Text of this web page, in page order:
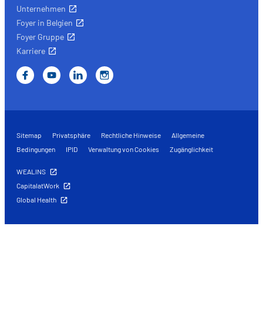
Unternehmen
Foyer in Belgien
Foyer Gruppe
Karriere
Sitemap Privatsphäre Rechtliche Hinweise
Allgemeine
Bedingungen
IPID Verwaltung von Cookies Zugänglichkeit
WEALINS
CapitalatWork
Global Health